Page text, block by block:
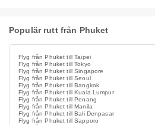
Populär rutt från Phuket
Flyg från Phuket till Taipei
Flyg från Phuket till Tokyo
Flyg från Phuket till Singapore
Flyg från Phuket till Seoul
Flyg från Phuket till Bangkok
Flyg från Phuket till Kuala Lumpur
Flyg från Phuket till Penang
Flyg från Phuket till Manila
Flyg från Phuket till Bali Denpasar
Flyg från Phuket till Sapporo